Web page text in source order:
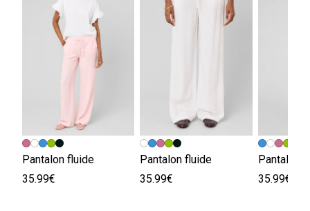
Pantalon fluide
35.99€
Pantalon fluide
35.99€
Pantalon
35.99€